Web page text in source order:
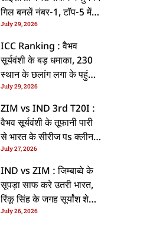
गिल बनलें नंबर-1, टॉप-5 में
भारत के तीन बल्लेबाज
July 29, 2026
ICC Ranking : वैभव
सूर्यवंशी के बड़ धमाका, 230
स्थान के छलांग लगा के पहुंचलें
48वां नंबर पs
July 29, 2026
ZIM vs IND 3rd T20I :
वैभव सूर्यवंशी के तूफानी पारी
से भारत के सीरीज पs क्लीन
स्वीप, जिम्बाब्वे 35 रन से
हारल
July 27, 2026
IND vs ZIM : जिम्बाब्वे के
सूपड़ा साफ करे उतरी भारत,
रिंकू सिंह के जगह सूर्यांश शेडगे
के मिल सकेला मवका
July 26, 2026